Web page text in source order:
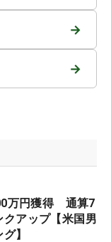
→
→
万円獲得 通算7
アップ【米国男
】